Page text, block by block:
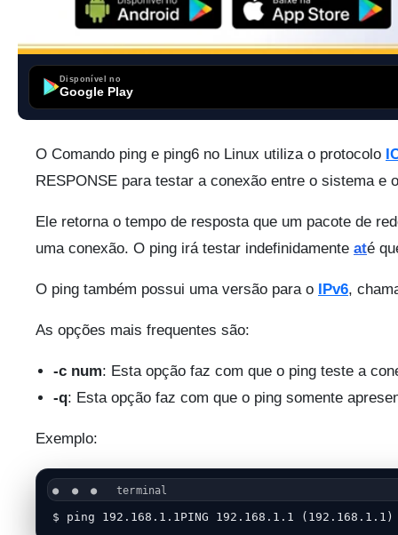
Disponível no
Google Play
O Comando ping e ping6 no Linux utiliza o protocolo
RESPONSE para testar a conexão entre o sistema e
Ele retorna o tempo de resposta que um pacote de
uma conexão. O ping irá testar indefinidamente até
O ping também possui uma versão para o IPv6,
As opções mais frequentes são:
-c num: Esta opção faz com que o ping teste a
-q: Esta opção faz com que o ping somente
Exemplo:
$ ping 192.168.1.1PING 192.168.1.1